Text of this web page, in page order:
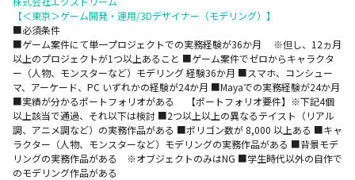
【＜東京＞ゲーム開発・運用/3Dデザイナー（モデリング）】
■必須条件
■ゲーム案件にて単一プロジェクトでの実務経験が36か月 ※但し、12ヵ月
以上のプロジェクトが1つ以上あること ■ゲーム案件でゼロからキャラクタ
ー（人物、モンスターなど）モデリング 経験36か月 ■スマホ、コンシュー
マ、アーケード、PC いずれかの経験が24か月 ■Mayaでの実務経験が24か月
■実績が分かるポートフォリオがある 【ポートフォリオ要件】※下記4個
以上該当で通過、それ以下は検討 ■2つ以上以上の異なるテイスト（リアル
調、アニメ調など）の実務作品がある ■ポリゴン数が 8,000 以上ある ■キャ
ラクター（人物、モンスターなど）モデリングの実務作品がある ■背景モデ
リングの実務作品がある ※オブジェクトのみはNG ■学生時代以外の自作で
のモデリング作品がある